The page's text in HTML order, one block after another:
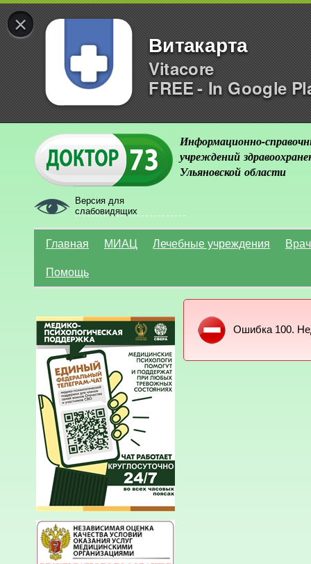
×
Витакарта
Vitacore
FREE - In Google
Версия для
слабовидящих
Информационно-
учреждений
Ульяновской области
Главная МИАЦ Лечебные учреждения
Помощь
Ошибка 100.